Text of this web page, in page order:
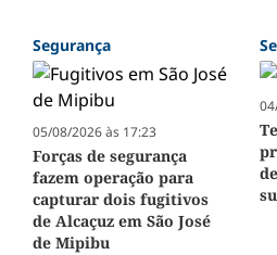
Segurança
05/08/2026 às 17:23
Forças de segurança
fazem operação para
capturar dois fugitivos
de Alcaçuz em São José
de Mipibu